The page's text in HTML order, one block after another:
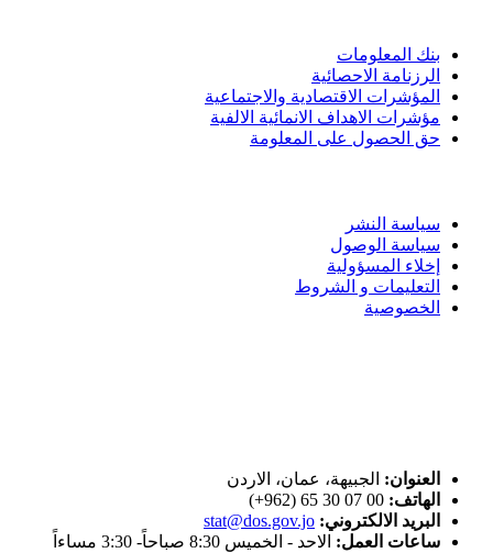
بنك المعلومات
الرزنامة الاحصائية
المؤشرات الاقتصادية والاجتماعية
مؤشرات الاهداف الانمائية الالفية
حق الحصول على المعلومة
سياسة النشر
سياسة الوصول
إخلاء المسؤولية
التعليمات و الشروط
الخصوصية
العنوان: الجبيهة، عمان، الاردن
الهاتف: 00 07 30 65 (962+)
البريد الالكتروني: stat@dos.gov.jo
ساعات العمل: الاحد - الخميس 8:30 صباحاً- 3:30 مساءاً